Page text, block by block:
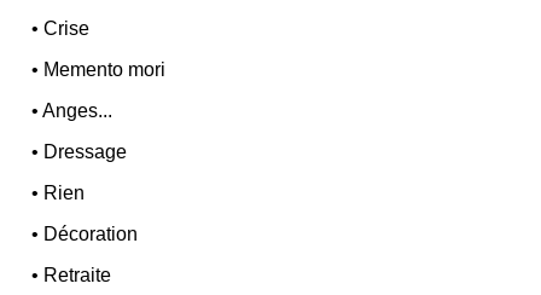
•Crise
• Memento mori
•Anges...
• Dressage
• Rien
• Décoration
• Retraite